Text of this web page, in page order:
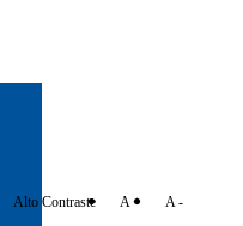
Alto Contraste A + A -